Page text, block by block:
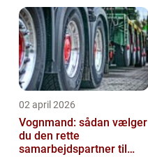
02 april 2026
Vognmand: sådan vælger
du den rette
samarbejdspartner til